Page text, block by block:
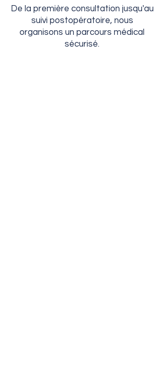
De la première consultation jusqu'au
suivi postopératoire, nous
organisons un parcours médical
sécurisé.